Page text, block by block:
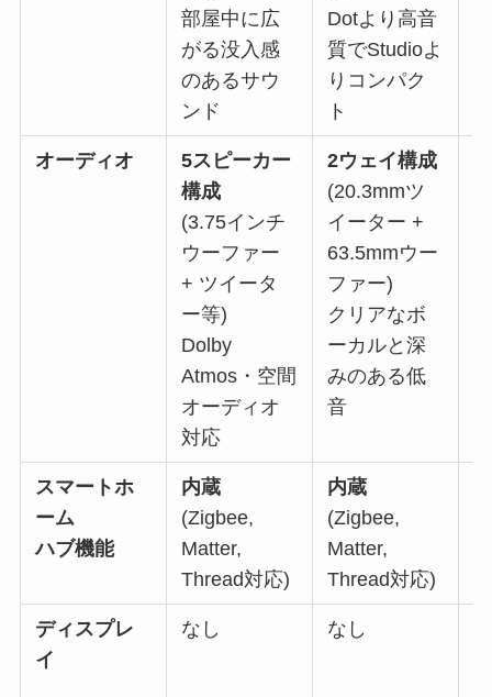
部屋中に広
がる没入感
のあるサウ
ンド
Dotより高音
質でStudioよ
りコンパク
ト
オーディオ
5スピーカー
構成
(3.75インチ
ウーファー
+ ツイータ
ー等)
Dolby
Atmos・空間
オーディオ
対応
2ウェイ構成
(20.3mmツ
イーター +
63.5mmウー
ファー)
クリアなボ
ーカルと深
みのある低
音
スマートホ
ーム
ハブ機能
内蔵
(Zigbee,
Matter,
Thread対応)
内蔵
(Zigbee,
Matter,
Thread対応)
ディスプレ
イ
なし なし